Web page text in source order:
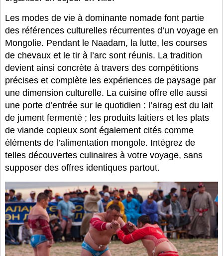
Les modes de vie à dominante nomade font partie
des références culturelles récurrentes d’un voyage en
Mongolie. Pendant le Naadam, la lutte, les courses
de chevaux et le tir à l’arc sont réunis. La tradition
devient ainsi concrète à travers des compétitions
précises et complète les expériences de paysage par
une dimension culturelle. La cuisine offre elle aussi
une porte d’entrée sur le quotidien : l’airag est du lait
de jument fermenté ; les produits laitiers et les plats
de viande copieux sont également cités comme
éléments de l’alimentation mongole. Intégrez de
telles découvertes culinaires à votre voyage, sans
supposer des offres identiques partout.